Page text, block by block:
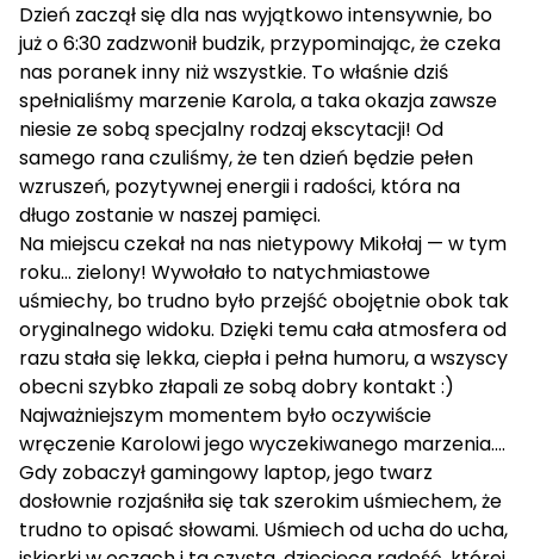
Dzień zaczął się dla nas wyjątkowo intensywnie, bo
już o 6:30 zadzwonił budzik, przypominając, że czeka
nas poranek inny niż wszystkie. To właśnie dziś
spełnialiśmy marzenie Karola, a taka okazja zawsze
niesie ze sobą specjalny rodzaj ekscytacji! Od
samego rana czuliśmy, że ten dzień będzie pełen
wzruszeń, pozytywnej energii i radości, która na
długo zostanie w naszej pamięci.
Na miejscu czekał na nas nietypowy Mikołaj — w tym
roku… zielony! Wywołało to natychmiastowe
uśmiechy, bo trudno było przejść obojętnie obok tak
oryginalnego widoku. Dzięki temu cała atmosfera od
razu stała się lekka, ciepła i pełna humoru, a wszyscy
obecni szybko złapali ze sobą dobry kontakt :)
Najważniejszym momentem było oczywiście
wręczenie Karolowi jego wyczekiwanego marzenia....
Gdy zobaczył gamingowy laptop, jego twarz
dosłownie rozjaśniła się tak szerokim uśmiechem, że
trudno to opisać słowami. Uśmiech od ucha do ucha,